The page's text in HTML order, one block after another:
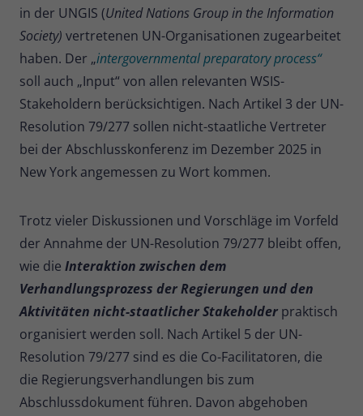
in der UNGIS (United Nations Group in the Information
Society) vertretenen UN-Organisationen zugearbeitet
haben. Der „intergovernmental preparatory process“
soll auch „Input“ von allen relevanten WSIS-
Stakeholdern berücksichtigen. Nach Artikel 3 der UN-
Resolution 79/277 sollen nicht-staatliche Vertreter
bei der Abschlusskonferenz im Dezember 2025 in
New York angemessen zu Wort kommen.
Trotz vieler Diskussionen und Vorschläge im Vorfeld
der Annahme der UN-Resolution 79/277 bleibt offen,
wie die Interaktion zwischen dem
Verhandlungsprozess der Regierungen und den
Aktivitäten nicht-staatlicher Stakeholder praktisch
organisiert werden soll. Nach Artikel 5 der UN-
Resolution 79/277 sind es die Co-Facilitatoren, die
die Regierungsverhandlungen bis zum
Abschlussdokument führen. Davon abgehoben